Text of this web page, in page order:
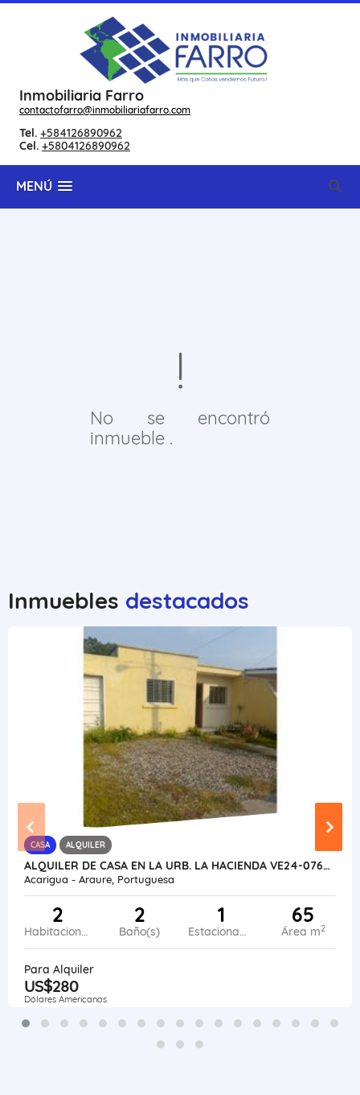
Inmobiliaria Farro
contactofarro@inmobiliariafarro.com
Tel. +584126890962
Cel. +5804126890962
MENÚ
No se encontró
inmueble .
Inmuebles destacados
CASA ALQUILER
ALQUILER DE CASA EN LA URB. LA HACIENDA VE24-076LH-KPIÑ-SCIA
Acarigua - Araure, Portuguesa
2
Habitaciones
2
Baño(s)
1
Estacionamiento
65
Área m2
Para Alquiler
US$280
Dólares Americanos